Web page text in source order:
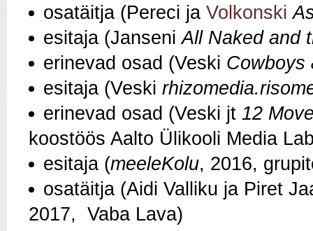
osatäitja (Pereci ja Volkonski
esitaja (JanseniAll Naked and
erinevad osad (Veski Cowboys
esitaja (Veski
erinevad osad (Veski jt 12
koostöös Aalto Ülikooli Media
esitaja (meeleKolu, 2016,
osatäitja (Aidi Valliku ja Piret
2017, Vaba Lava)